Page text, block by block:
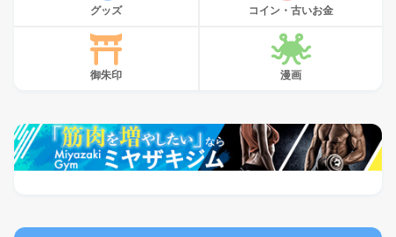
グッズ コイン・古いお金
御朱印 漫画